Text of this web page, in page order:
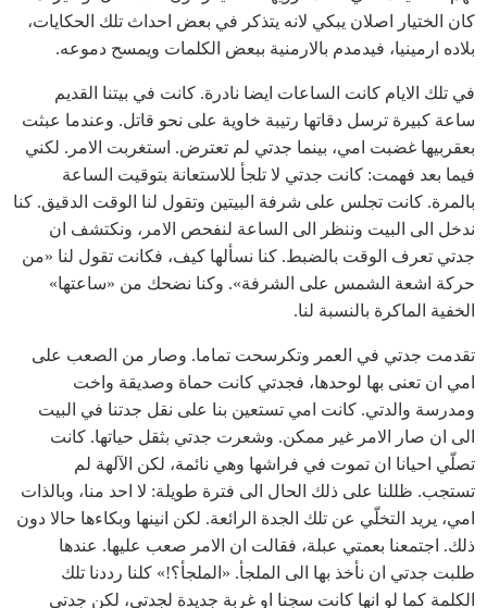
كان الختيار اصلان يبكي لانه يتذكر في بعض احداث تلك الحكايات،
بلاده ارمينيا، فيدمدم بالارمنية ببعض الكلمات ويمسح دموعه.
في تلك الايام كانت الساعات ايضا نادرة. كانت في بيتنا القديم
ساعة كبيرة ترسل دقاتها رتيبة خاوية على نحو قاتل. وعندما عبثت
بعقربيها غضبت امي، بينما جدتي لم تعترض. استغربت الامر. لكني
فيما بعد فهمت: كانت جدتي لا تلجأ للاستعانة بتوقيت الساعة
بالمرة. كانت تجلس على شرفة البيتين وتقول لنا الوقت الدقيق. كنا
ندخل الى البيت وننظر الى الساعة لنفحص الامر، ونكتشف ان
جدتي تعرف الوقت بالضبط. كنا نسألها كيف، فكانت تقول لنا «من
حركة اشعة الشمس على الشرفة». وكنا نضحك من «ساعتها»
الخفية الماكرة بالنسبة لنا.
تقدمت جدتي في العمر وتكرسحت تماما. وصار من الصعب على
امي ان تعنى بها لوحدها، فجدتي كانت حماة وصديقة واخت
ومدرسة والدتي. كانت امي تستعين بنا على نقل جدتنا في البيت
الى ان صار الامر غير ممكن. وشعرت جدتي بثقل حياتها. كانت
تصلّي احيانا ان تموت في فراشها وهي نائمة، لكن الآلهة لم
تستجب. ظللنا على ذلك الحال الى فترة طويلة: لا احد منا، وبالذات
امي، يريد التخلّي عن تلك الجدة الرائعة. لكن انينها وبكاءها حالا دون
ذلك. اجتمعنا بعمتي عبلة، فقالت ان الامر صعب عليها. عندها
طلبت جدتي ان نأخذ بها الى الملجأ. «الملجأ؟!» كلنا رددنا تلك
الكلمة كما لو انها كانت سجنا او غربة جديدة لجدتي، لكن جدتي